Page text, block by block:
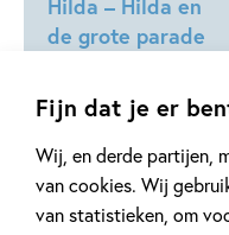
Fijn dat je er
Wij, en derde partijen,
van cookies. Wij
van statistieken, om
Hilda – Hilda en
de grote parade
Pearson